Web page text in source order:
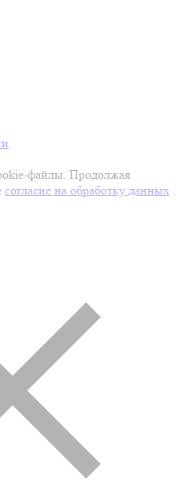
файлы. Продолжая
согласие на обработку данных .